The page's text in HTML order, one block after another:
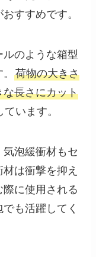
すすめです。
のような箱型
。荷物の大きさ
長さにカット
います。
泡緩衝材もセ
は衝撃を抑え
に使用される
も活躍してく